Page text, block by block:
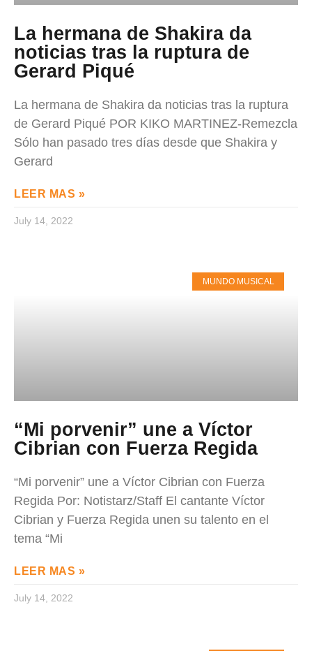
La hermana de Shakira da
noticias tras la ruptura de
Gerard Piqué
La hermana de Shakira da noticias tras la ruptura
de Gerard Piqué POR KIKO MARTINEZ-Remezcla
Sólo han pasado tres días desde que Shakira y
Gerard
LEER MAS »
July 14, 2022
MUNDO MUSICAL
“Mi porvenir” une a Víctor
Cibrian con Fuerza Regida
“Mi porvenir” une a Víctor Cibrian con Fuerza
Regida Por: Notistarz/Staff El cantante Víctor
Cibrian y Fuerza Regida unen su talento en el
tema “Mi
LEER MAS »
July 14, 2022